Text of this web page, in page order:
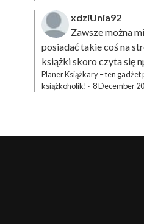
xdziUnia92
Zawsze można
posiadać takie coś na
książki skoro czyta się
Planer Książkary – ten
książkoholik! · 8 December